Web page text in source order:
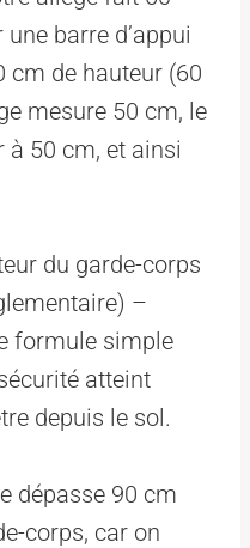
barre d’appui
cm de hauteur (60
mesure 50 cm, le
à 50 cm, et ainsi
du garde-corps
–
formule simple
atteint
depuis le sol.
dépasse 90 cm
corps, car on